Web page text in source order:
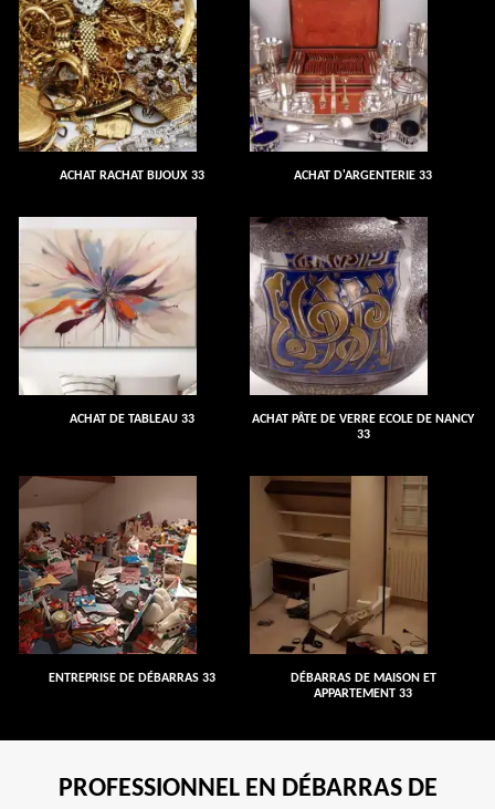
ACHAT RACHAT BIJOUX 33 ACHAT D'ARGENTERIE 33
ACHAT DE TABLEAU 33
ACHAT PÂTE DE VERRE ECOLE DE NANCY
33
ENTREPRISE DE DÉBARRAS 33
DÉBARRAS DE MAISON ET
APPARTEMENT 33
PROFESSIONNEL EN DÉBARRAS DE